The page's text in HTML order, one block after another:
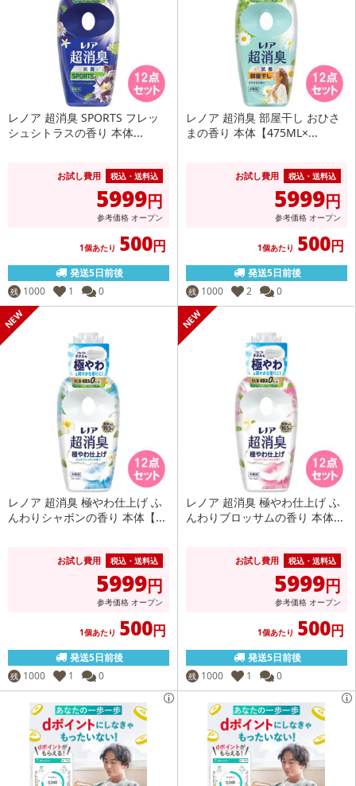
レノア 超消臭 SPORTS フレッ
シュシトラスの香り 本体...
お試し費用 税込・送料込
5999円
参考価格 オープン
1個あたり 500円
発送5日前後
残 1000 1 0
レノア 超消臭 部屋干し おひさ
まの香り 本体【475ML×...
お試し費用 税込・送料込
5999円
参考価格 オープン
1個あたり 500円
発送5日前後
残 1000 2 0
レノア 超消臭 極やわ仕上げ ふ
んわりシャボンの香り 本体【...
お試し費用 税込・送料込
5999円
参考価格 オープン
1個あたり 500円
発送5日前後
残 1000 1 0
レノア 超消臭 極やわ仕上げ ふ
んわりブロッサムの香り 本体...
お試し費用 税込・送料込
5999円
参考価格 オープン
1個あたり 500円
発送5日前後
残 1000 1 0